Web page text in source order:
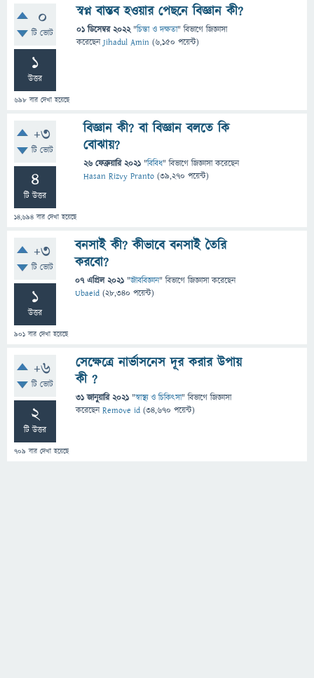
0
টি ভোট
1
উত্তর
698 বার দেখা হয়েছে
স্বপ্ন বাস্তব হওয়ার পেছনে বিজ্ঞান কী?
01 ডিসেম্বর 2022 "চিন্তা ও দক্ষতা" বিভাগে জিজ্ঞাসা
করেছেনJihadul Amin (6,150 পয়েন্ট)
+3
টি ভোট
4
টি উত্তর
14,694 বার দেখা হয়েছে
বিজ্ঞান কী? বা বিজ্ঞান বলতে কি
বোঝায়?
26 ফেব্রুয়ারি 2021 "বিবিধ" বিভাগে জিজ্ঞাসাকরেছেন
Hasan Rizvy Pranto (39,270 পয়েন্ট)
+3
টি ভোট
1
উত্তর
901 বার দেখা হয়েছে
বনসাই কী? কীভাবে বনসাই তৈরি
করবো?
07 এপ্রিল 2021 "জীববিজ্ঞান" বিভাগে জিজ্ঞাসাকরেছেন
Ubaeid (28,340 পয়েন্ট)
+6
টি ভোট
2
টি উত্তর
709 বার দেখা হয়েছে
সেক্ষেত্রে নার্ভাসনেস দূর করার উপায়
কী ?
31 জানুয়ারি 2021 "স্বাস্থ্য ও চিকিৎসা" বিভাগে জিজ্ঞাসা
করেছেনRemove id (34,670 পয়েন্ট)